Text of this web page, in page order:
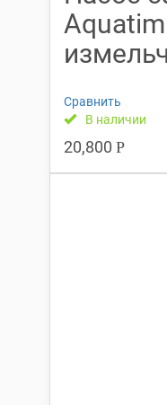
Сравнить
В наличии
20,800 Р